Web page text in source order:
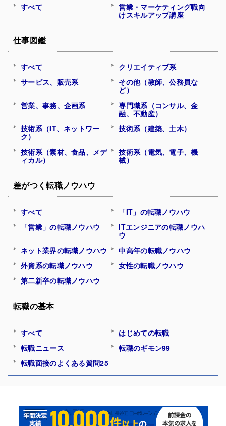
すべて
営業・マーケティング職向
けスキルアップ講座
仕事図鑑
すべて
クリエイティブ系
サービス、販売系
その他（教師、公務員な
ど）
営業、事務、企画系
専門職系（コンサル、金
融、不動産）
技術系（IT、ネットワー
ク）
技術系（建築、土木）
技術系（素材、食品、メデ
ィカル）
技術系（電気、電子、機
械）
差がつく転職ノウハウ
すべて
「IT」の転職ノウハウ
「営業」の転職ノウハウ
ITエンジニアの転職ノウハ
ウ
ネット業界の転職ノウハウ
中高年の転職ノウハウ
外資系の転職ノウハウ
女性の転職ノウハウ
第二新卒の転職ノウハウ
転職の基本
すべて
はじめての転職
転職ニュース
転職のギモン99
転職面接のよくある質問25